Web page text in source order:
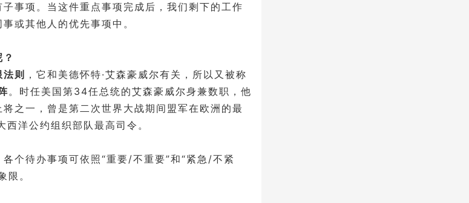
事项。当这件重点事项完成后，我们剩下的工作
或其他人的优先事项中。
则
，它和美德怀特·艾森豪威尔有关，所以又被称
。时任美国第34任总统的艾森豪威尔身兼数职，他
之一，曾是第二次世界大战期间盟军在欧洲的最
洋公约组织部队最高司令。
个待办事项可依照“重要/不重要”和“紧急/不紧
限。